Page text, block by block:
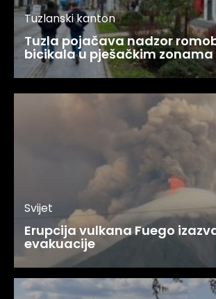
Tuzlanski kanton
Tuzla pojačava nadzor
bicikala u pješačkim zonama
Svijet
Erupcija vulkana Fuego
evakuacije